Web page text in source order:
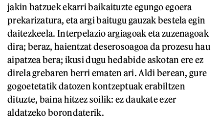
jakin batzuek ekarri baikaituzte egungo egoera
prekarizatura, eta argi baitugu gauzak bestela egin
daitezkeela. Interpelazio argiagoak eta zuzenagoak
dira; beraz, haientzat deserosoagoa da prozesu hau
aipatzea bera; ikusi dugu hedabide askotan ere ez
direla grebaren berri ematen ari. Aldi berean, gure
gogoetetatik datozen kontzeptuak erabiltzen
dituzte, baina hitzez soilik: ez daukate ezer
aldatzeko borondaterik.